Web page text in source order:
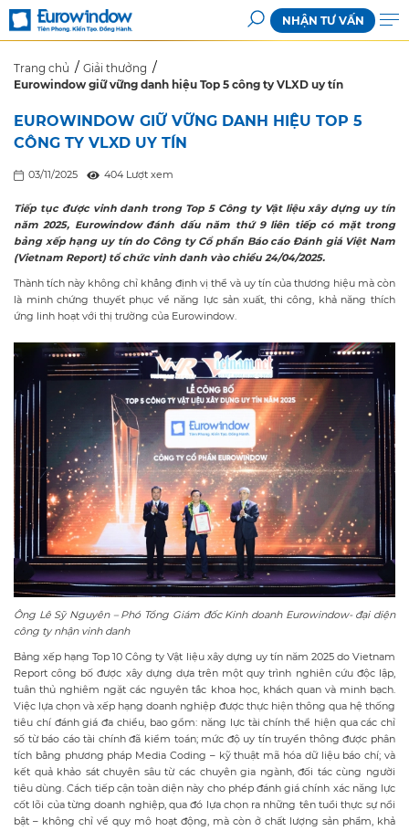
NHẬN TƯ VẤN
Trang chủ
Giải thưởng
Eurowindow giữ vững danh hiệu Top 5 công ty VLXD uy tín
EUROWINDOW GIỮ VỮNG DANH HIỆU TOP 5
CÔNG TY VLXD UY TÍN
03/11/2025 404 Lượt xem
Tiếp tục được vinh danh trong Top 5 Công ty Vật liệu xây dựng uy tín
năm 2025, Eurowindow đánh dấu năm thứ 9 liên tiếp có mặt trong
bảng xếp hạng uy tín do Công ty Cổ phần Báo cáo Đánh giá Việt Nam
(Vietnam Report) tổ chức vinh danh vào chiều 24/04/2025.
Thành tích này không chỉ khẳng định vị thể và uy tín của thương hiệu mà còn
là minh chứng thuyết phục về năng lực sản xuất, thi công, khả năng thích
ứng linh hoạt với thị trường của Eurowindow.
Ông Lê Sỹ Nguyên – Phó Tổng Giám đốc Kinh doanh Eurowindow- đại diện
công ty nhận vinh danh
Bảng xếp hạng Top 10 Công ty Vật liệu xây dựng uy tín năm 2025 do Vietnam
Report công bố được xây dựng dựa trên một quy trình nghiên cứu độc lập,
tuân thủ nghiêm ngặt các nguyên tắc khoa học, khách quan và minh bạch.
Việc lựa chọn và xếp hạng doanh nghiệp được thực hiện thông qua hệ thống
tiêu chí đánh giá đa chiều, bao gồm: năng lực tài chính thể hiện qua các chỉ
số từ báo cáo tài chính đã kiểm toán; mức độ uy tín truyền thông được phân
tích bằng phương pháp Media Coding – kỹ thuật mã hóa dữ liệu báo chí; và
kết quả khảo sát chuyên sâu từ các chuyên gia ngành, đối tác cùng người
tiêu dùng. Cách tiếp cận toàn diện này cho phép đánh giá chính xác năng lực
cốt lõi của từng doanh nghiệp, qua đó lựa chọn ra những tên tuổi thực sự nổi
bật – không chỉ về quy mô hoạt động, mà còn ở chất lượng sản phẩm, khả